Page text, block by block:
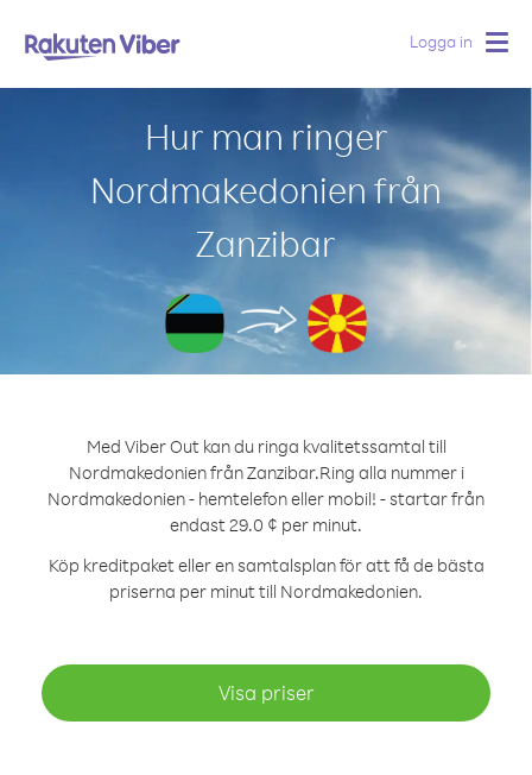
Logga in
Hur man ringer
Nordmakedonien från
Zanzibar
Med Viber Out kan du ringa kvalitetssamtal till
Nordmakedonien från Zanzibar.Ring alla nummer i
Nordmakedonien - hemtelefon eller mobil! - startar från
endast 29.0 ¢ per minut.
Köp kreditpaket eller en samtalsplan för att få de bästa
priserna per minut till Nordmakedonien.
Visa priser